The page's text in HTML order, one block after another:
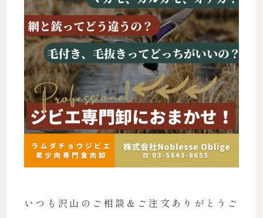
いつも沢山のご相談＆ご注文ありがとうご